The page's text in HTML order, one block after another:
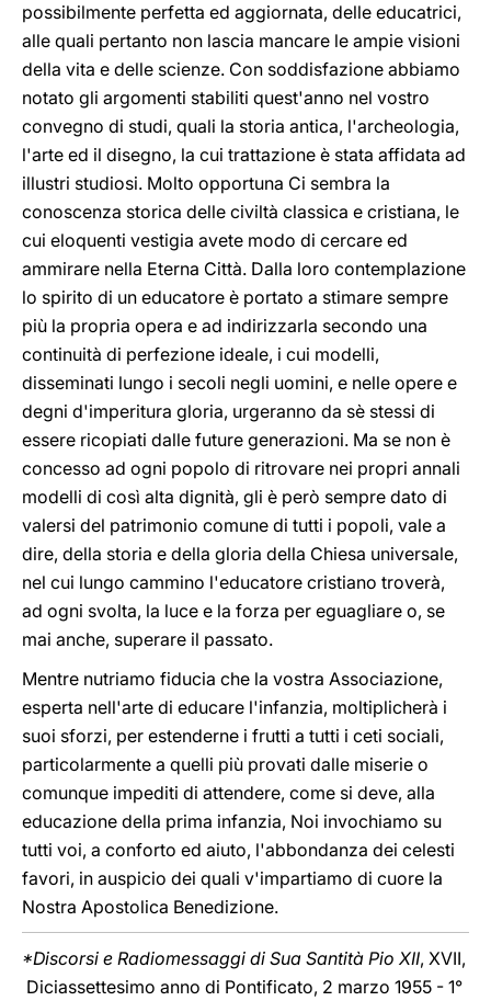
possibilmente perfetta ed aggiornata, delle educatrici,
alle quali pertanto non lascia mancare le ampie visioni
della vita e delle scienze. Con soddisfazione abbiamo
notato gli argomenti stabiliti quest'anno nel vostro
convegno di studi, quali la storia antica, l'archeologia,
l'arte ed il disegno, la cui trattazione è stata affidata ad
illustri studiosi. Molto opportuna Ci sembra la
conoscenza storica delle civiltà classica e cristiana, le
cui eloquenti vestigia avete modo di cercare ed
ammirare nella Eterna Città. Dalla loro contemplazione
lo spirito di un educatore è portato a stimare sempre
più la propria opera e ad indirizzarla secondo una
continuità di perfezione ideale, i cui modelli,
disseminati lungo i secoli negli uomini, e nelle opere e
degni d'imperitura gloria, urgeranno da sè stessi di
essere ricopiati dalle future generazioni. Ma se non è
concesso ad ogni popolo di ritrovare nei propri annali
modelli di così alta dignità, gli è però sempre dato di
valersi del patrimonio comune di tutti i popoli, vale a
dire, della storia e della gloria della Chiesa universale,
nel cui lungo cammino l'educatore cristiano troverà,
ad ogni svolta, la luce e la forza per eguagliare o, se
mai anche, superare il passato.
Mentre nutriamo fiducia che la vostra Associazione,
esperta nell'arte di educare l'infanzia, moltiplicherà i
suoi sforzi, per estenderne i frutti a tutti i ceti sociali,
particolarmente a quelli più provati dalle miserie o
comunque impediti di attendere, come si deve, alla
educazione della prima infanzia, Noi invochiamo su
tutti voi, a conforto ed aiuto, l'abbondanza dei celesti
favori, in auspicio dei quali v'impartiamo di cuore la
Nostra Apostolica Benedizione.
*Discorsi e Radiomessaggi di Sua Santità Pio XII, XVII,
Diciassettesimo anno di Pontificato, 2 marzo 1955 - 1°